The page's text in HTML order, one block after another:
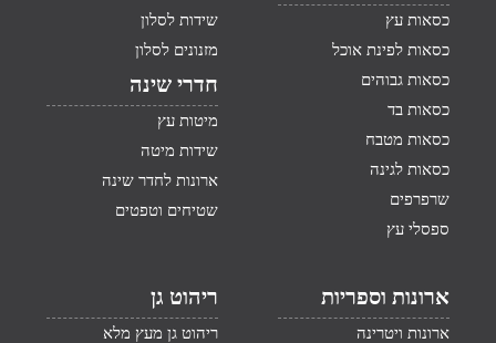
כסאות עץ
כסאות לפינת אוכל
כסאות גבוהים
כסאות בד
כסאות מטבח
כסאות לגינה
שרפרפים
ספסלי עץ
שידות לסלון
מזנונים לסלון
חדרי שינה
מיטות עץ
שידות מיטה
ארונות לחדר שינה
שטיחים וטפטים
ארונות וספריות
ארונות ויטרינה
ריהוט גן
ריהוט גן מעץ מלא